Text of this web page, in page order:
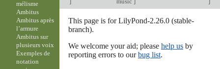
This page is for LilyPond-2.26.0 (stable-
branch).
We welcome your aid; please help usby
reporting errors to ourbug list.
mélisme
Ambitus
Ambitus après
l’armure
Ambitus sur
plusieurs voix
Exemples de
notation